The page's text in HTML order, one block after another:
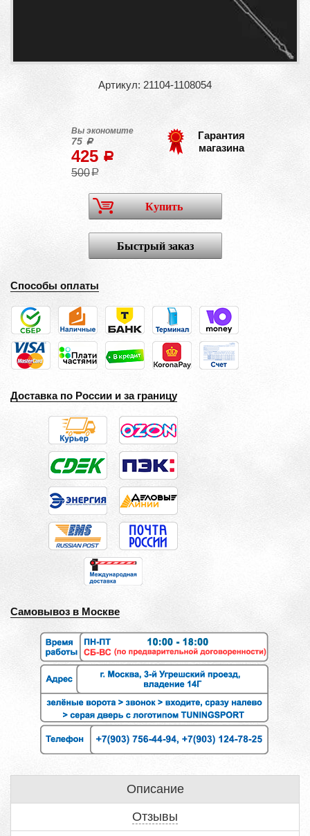
Артикул: 21104-1108054
Вы экономите
75 a
425 a
500a
Гарантия
магазина
Купить
Быстрый заказ
Способы оплаты
Доставка по России и за границу
Самовывоз в Москве
Описание
Отзывы